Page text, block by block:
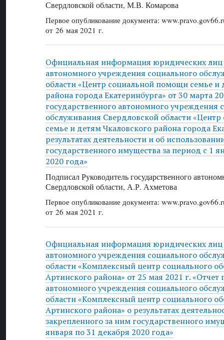
Свердловской области, М.В. Комарова
Первое опубликование документа:
от 26 мая 2021 г.
Официальная информация юридических лиц
автономного учреждения социального
области «Центр социальной помощи семье и
района города Екатеринбурга» от 30 марта
государственного автономного учреждения
обслуживания Свердловской области
семье и детям Чкаловского района города
результатах деятельности и об
государственного имущества за период с 1
2020 года»
Подписал Руководитель государственного
Свердловской области, А.Р. Ахметова
Первое опубликование документа:
от 26 мая 2021 г.
Официальная информация юридических лиц
автономного учреждения социального
области «Комплексный центр социального
Артинского района» от 25 мая 2021 г. «Отчет
автономного учреждения социального
области «Комплексный центр социального
Артинского района» о результатах
закрепленного за ним государственного
января по 31 декабря 2020 года»